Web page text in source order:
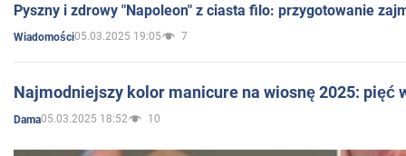
Pyszny i zdrowy "Napoleon" z ciasta filo: przygotowanie
Wiadomości05.03.2025 19:05 7
Najmodniejszy kolor manicure na wiosnę 2025: pięć
Dama05.03.2025 18:52 10